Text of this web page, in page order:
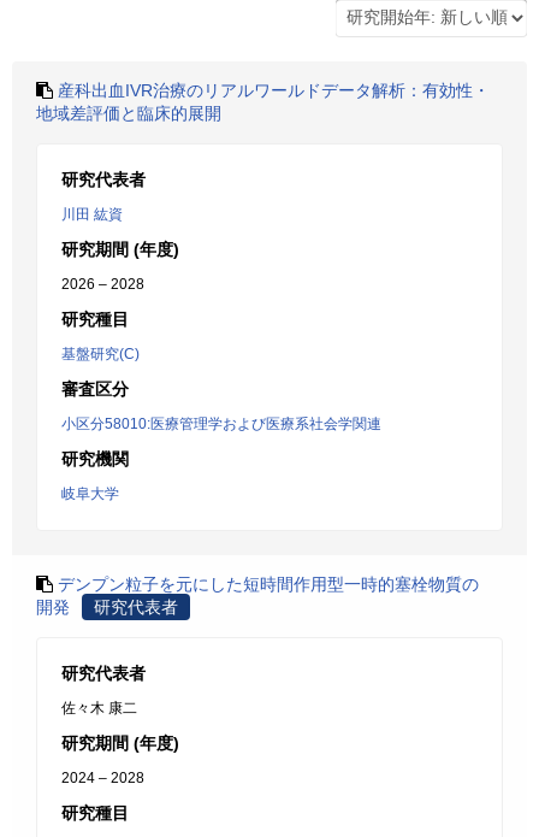
産科出血IVR治療のリアルワールドデータ解析：有効性・
地域差評価と臨床的展開
研究代表者
川田 紘資
研究期間 (年度)
2026 – 2028
研究種目
基盤研究(C)
審査区分
小区分58010:医療管理学および医療系社会学関連
研究機関
岐阜大学
デンプン粒子を元にした短時間作用型一時的塞栓物質の
開発
研究代表者
研究代表者
佐々木 康二
研究期間 (年度)
2024 – 2028
研究種目